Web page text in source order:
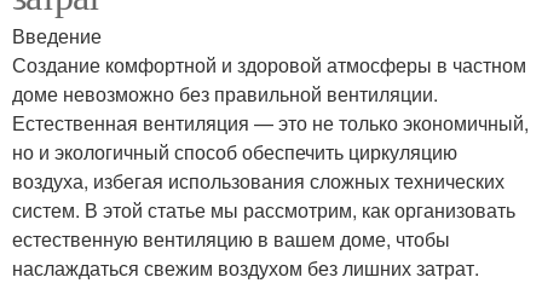
Введение
Создание комфортной и здоровой атмосферы в частном
доме невозможно без правильной вентиляции.
Естественная вентиляция — это не только экономичный,
но и экологичный способ обеспечить циркуляцию
воздуха, избегая использования сложных технических
систем. В этой статье мы рассмотрим, как организовать
естественную вентиляцию в вашем доме, чтобы
наслаждаться свежим воздухом без лишних затрат.